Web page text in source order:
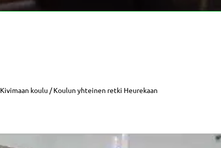
Kivimaan koulu / Koulun yhteinen retki Heurekaan